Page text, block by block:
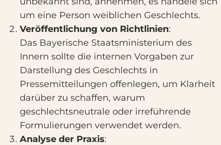
um eine Person weiblichen Geschlechts.
Veröffentlichung von Richtlinien:
Das Bayerische Staatsministerium des
Innern sollte die internen Vorgaben zur
Darstellung des Geschlechts in
Pressemitteilungen offenlegen, um Klarheit
darüber zu schaffen, warum
geschlechtsneutrale oder irreführende
Formulierungen verwendet werden.
Analyse der Praxis: